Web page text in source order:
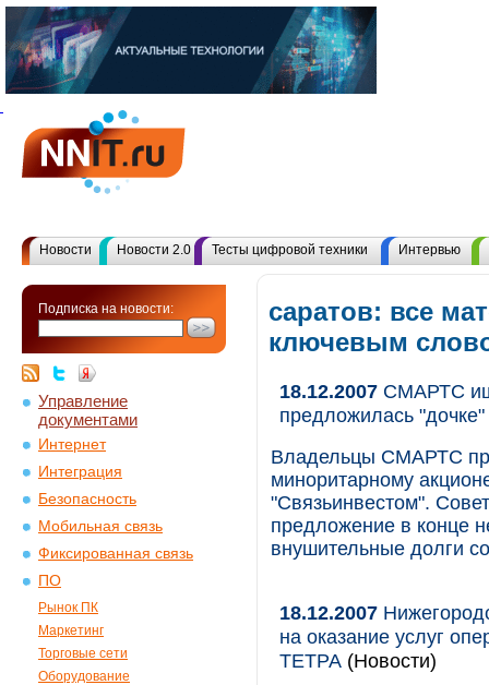
Новости Новости 2.0 Тесты цифровой техники Интервью
Подписка на новости:
Управление
документами
Интернет
Интеграция
Безопасность
Мобильная связь
Фиксированная связь
ПО
Рынок ПК
Маркетинг
Торговые сети
Оборудование
саратов: все
ключевым
18.12.2007 СМАРТС
предложилась
Владельцы СМАРТС
миноритарному
"Связьинвестом".
предложение в конце
внушительные долги
18.12.2007
на оказание услуг
ТЕТРА (Новости)